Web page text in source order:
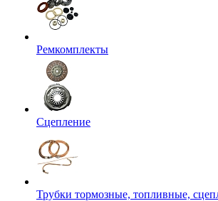
Ремкомплекты
Сцепление
Трубки тормозные, топливные,